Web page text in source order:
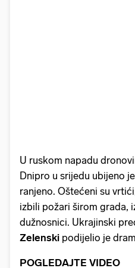
U ruskom napadu
Dnipro u srijedu ubijeno
ranjeno. Oštećeni su
izbili požari širom grada,
dužnosnici. Ukrajinski
Zelenski podijelio je
POGLEDAJTE VIDEO